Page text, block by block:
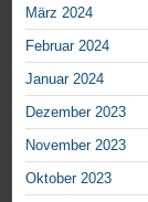
März 2024
Februar 2024
Januar 2024
Dezember 2023
November 2023
Oktober 2023